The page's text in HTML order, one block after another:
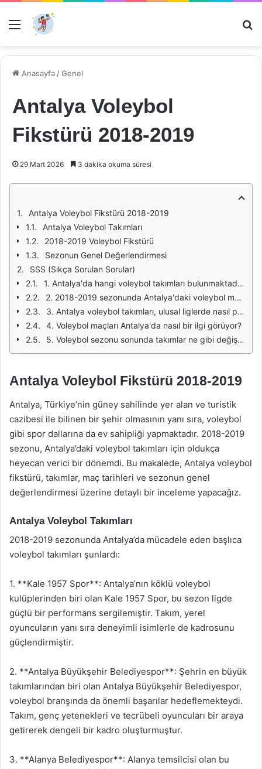
Menü
Anasayfa /Genel
Antalya Voleybol
Fikstürü 2018-2019
29 Mart 2026 3 dakika okuma süresi
Antalya Voleybol Fikstürü 2018-2019
Antalya Voleybol Takımları
2018-2019 Voleybol Fikstürü
Sezonun Genel Değerlendirmesi
SSS (Sıkça Sorulan Sorular)
1. Antalya'da hangi voleybol takımları bulunmaktadır?
2. 2018-2019 sezonunda Antalya'daki voleybol maçları ne zaman oynandı?
3. Antalya voleybol takımları, ulusal liglerde nasıl performans gösterdi?
4. Voleybol maçları Antalya'da nasıl bir ilgi görüyor?
5. Voleybol sezonu sonunda takımlar ne gibi değişiklikler yapıyor?
Antalya Voleybol Fikstürü 2018-2019
Antalya, Türkiye’nin güney sahilinde yer alan ve turistik
cazibesi ile bilinen bir şehir olmasının yanı sıra, voleybol
gibi spor dallarına da ev sahipliği yapmaktadır. 2018-2019
sezonu, Antalya’daki voleybol takımları için oldukça
heyecan verici bir dönemdi. Bu makalede, Antalya voleybol
fikstürü, takımlar, maç tarihleri ve sezonun genel
değerlendirmesi üzerine detaylı bir inceleme yapacağız.
Antalya Voleybol Takımları
2018-2019 sezonunda Antalya’da mücadele eden başlıca
voleybol takımları şunlardı:
1. **Kale 1957 Spor**: Antalya’nın köklü voleybol
kulüplerinden biri olan Kale 1957 Spor, bu sezon ligde
güçlü bir performans sergilemiştir. Takım, yerel
oyuncuların yanı sıra deneyimli isimlerle de kadrosunu
güçlendirmiştir.
2. **Antalya Büyükşehir Belediyespor**: Şehrin en büyük
takımlarından biri olan Antalya Büyükşehir Belediyespor,
voleybol branşında da önemli başarılar hedeflemekteydi.
Takım, genç yetenekleri ve tecrübeli oyuncuları bir araya
getirerek dengeli bir kadro oluşturmuştur.
3. **Alanya Belediyespor**: Alanya temsilcisi olan bu